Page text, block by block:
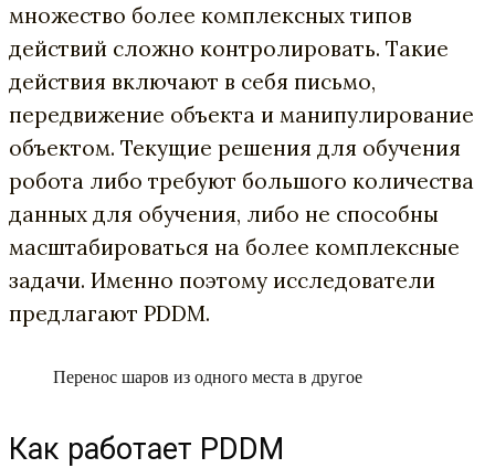
множество более комплексных типов
действий сложно контролировать. Такие
действия включают в себя письмо,
передвижение объекта и манипулирование
объектом. Текущие решения для обучения
робота либо требуют большого количества
данных для обучения, либо не способны
масштабироваться на более комплексные
задачи. Именно поэтому исследователи
предлагают PDDM.
Перенос шаров из одного места в другое
Как работает PDDM